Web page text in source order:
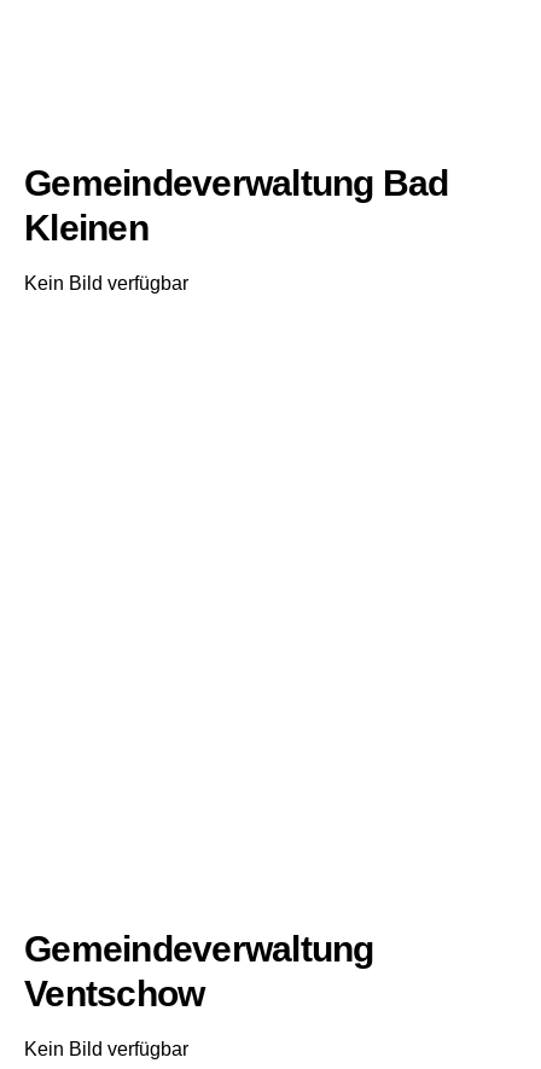
Gemeindeverwaltung Bad
Kleinen
Kein Bild verfügbar
Gemeindeverwaltung
Ventschow
Kein Bild verfügbar